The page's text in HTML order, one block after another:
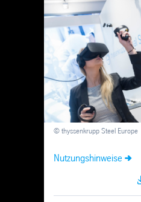
© thyssenkrupp Steel Europe
Nutzungshinweise